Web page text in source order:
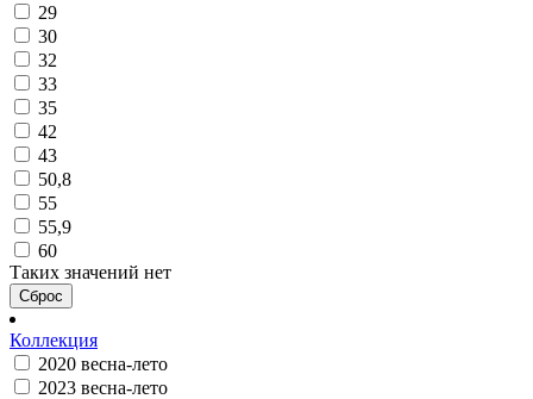
29
30
32
33
35
42
43
50,8
55
55,9
60
Таких значений нет
Сброс
Коллекция
2020 весна-лето
2023 весна-лето